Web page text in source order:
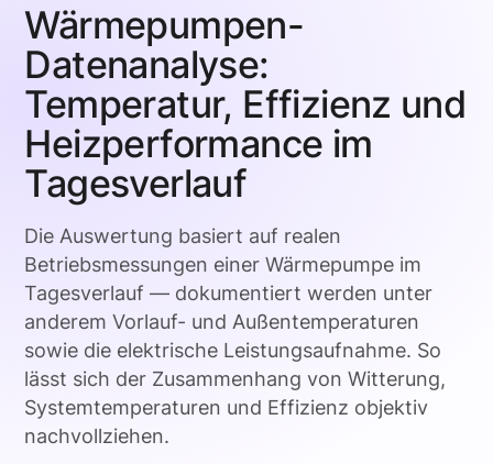
Wärmepumpen-
Datenanalyse:
Temperatur, Effizienz und
Heizperformance im
Tagesverlauf
Die Auswertung basiert auf realen
Betriebsmessungen einer Wärmepumpe im
Tagesverlauf — dokumentiert werden unter
anderem Vorlauf- und Außentemperaturen
sowie die elektrische Leistungsaufnahme. So
lässt sich der Zusammenhang von Witterung,
Systemtemperaturen und Effizienz objektiv
nachvollziehen.